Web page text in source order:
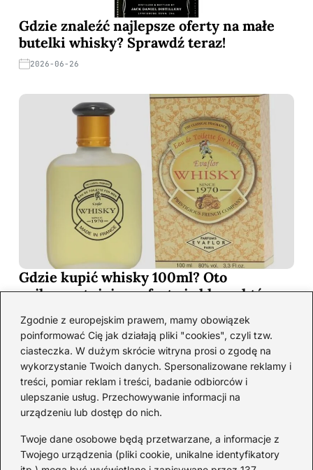
Zgodnie z europejskim prawem, mamy obowiązek
poinformować Cię jak działają pliki "cookies", czyli tzw.
ciasteczka. W dużym skrócie witryna prosi o zgodę na
wykorzystanie Twoich danych. Spersonalizowane reklamy i
treści, pomiar reklam i treści, badanie odbiorców i
ulepszanie usług. Przechowywanie informacji na
urządzeniu lub dostęp do nich.
Twoje dane osobowe będą przetwarzane, a informacje z
Twojego urządzenia (pliki cookie, unikalne identyfikatory
Gdzie znaleźć najlepsze oferty na małe
butelki whisky? Sprawdź teraz!
2026-06-26
Gdzie kupić whisky 100ml? Oto
najkorzystniejsze oferty i sklepy, które
2026-06-26
Kategorie
Koktajle(128)
Likier (10)
Piwo(28)